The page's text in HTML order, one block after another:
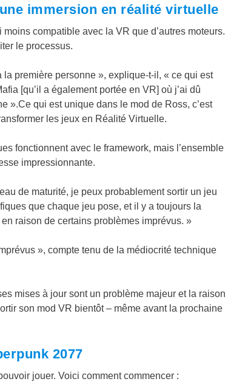
immersion en réalité virtuelle
compatible avec la VR que d’autres moteurs.
le processus.
la première personne », explique-t-il, « ce qui est
[qu’il a également portée en VR] où j’ai dû
».Ce qui est unique dans le mod de Ross, c’est
les jeux en Réalité Virtuelle.
fonctionnent avec le framework, mais l’ensemble
impressionnante.
de maturité, je peux probablement sortir un jeu
que chaque jeu pose, et il y a toujours la
raison de certains problèmes imprévus. »
», compte tenu de la médiocrité technique
mises à jour sont un problème majeur et la raison
son mod VR bientôt – même avant la prochaine
2077
jouer. Voici comment commencer :